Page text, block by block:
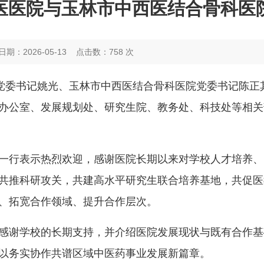
医院与玉林市中西医结合骨科医
期：2026-05-13 点击数：758 次
书记姚光、玉林市中西医结合骨科医院党委书记陈
公室、发展规划处、研究生院、教务处、科技处等相
行表示热烈欢迎，感谢医院长期以来对学校人才培养
推科研攻关，共建高水平研究生联合培养基地，共促
拓宽合作领域、提升合作层次。
谢学校的长期支持，并介绍医院发展现状与既有合作
实协作共谱区域中医药事业发展新篇章。